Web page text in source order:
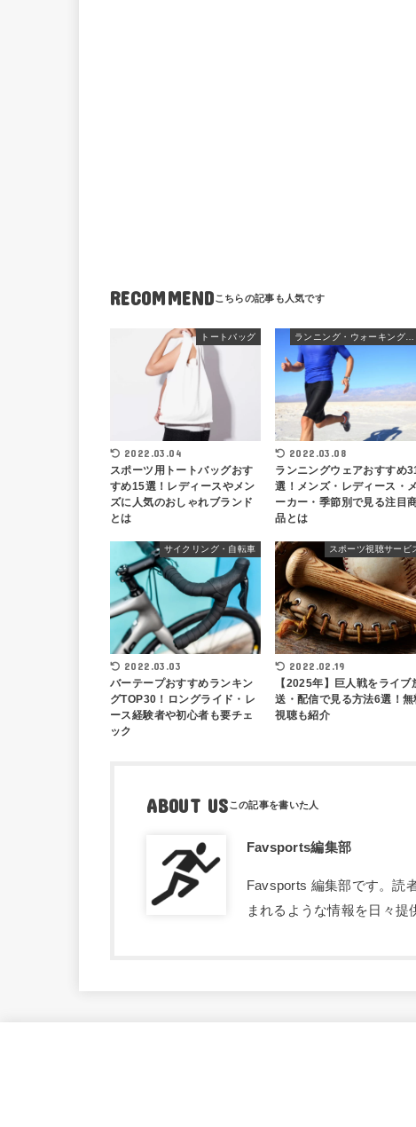
RECOMMEND
トートバッグ
2022.03.04
スポーツ用トートバッグおす
すめ15選！レディースやメン
ズに人気のおしゃれブランド
とは
2022.03.08
ランニングウェアおすすめ
選！メンズ・レディース・メ
ーカー・季節別で見る注目
品とは
サイクリング・自転車
2022.03.03
バーテープおすすめランキン
グTOP30！ロングライド・レ
ース経験者や初心者も要チェ
ック
スポーツ視聴サービ
2022.02.19
【2025年】巨人戦をライブ
送・配信で見る方法6選！無
視聴も紹介
ABOUT US
Favsports編集部
Favsports 編集部です。読
まれるような情報を日々提